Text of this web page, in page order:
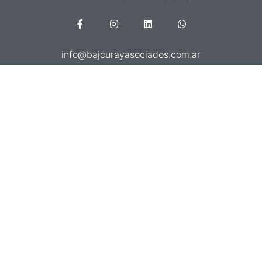
info@bajcurayasociados.com.ar